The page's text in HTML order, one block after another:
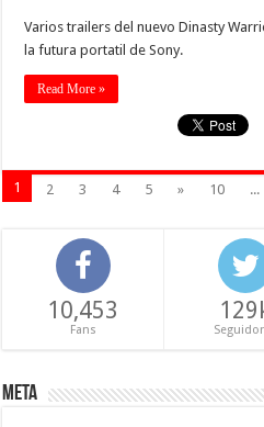
Varios trailers del nuevo Dinasty
la futura portatil de Sony.
Read More »
1 2 3 4 5 » 10 ...
10,453
Fans
Meta